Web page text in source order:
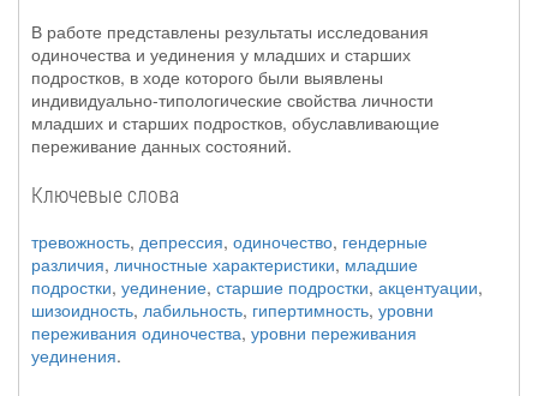
В работе представлены результаты исследования
одиночества и уединения у младших и старших
подростков, в ходе которого были выявлены
индивидуально-типологические свойства личности
младших и старших подростков, обуславливающие
переживание данных состояний.
Ключевые слова
тревожность, депрессия, одиночество, гендерные
различия, личностные характеристики, младшие
подростки, уединение, старшие подростки, акцентуации,
шизоидность, лабильность, гипертимность, уровни
переживания одиночества, уровни переживания
уединения.